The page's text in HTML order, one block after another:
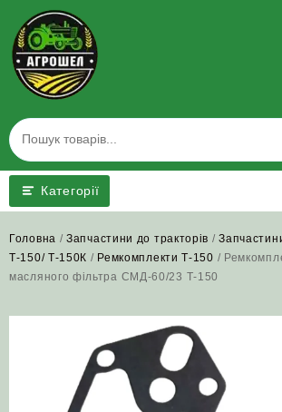
content
Категорії
Головна /Запчастини до тракторів /
Т-150/ Т-150К / Ремкомплекти Т-150 /
масляного фільтра СМД-60/23 Т‑150